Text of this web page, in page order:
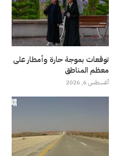
توقعات بموجة حارة وأمطار على
معظم المناطق
أغسطس 6, 2026